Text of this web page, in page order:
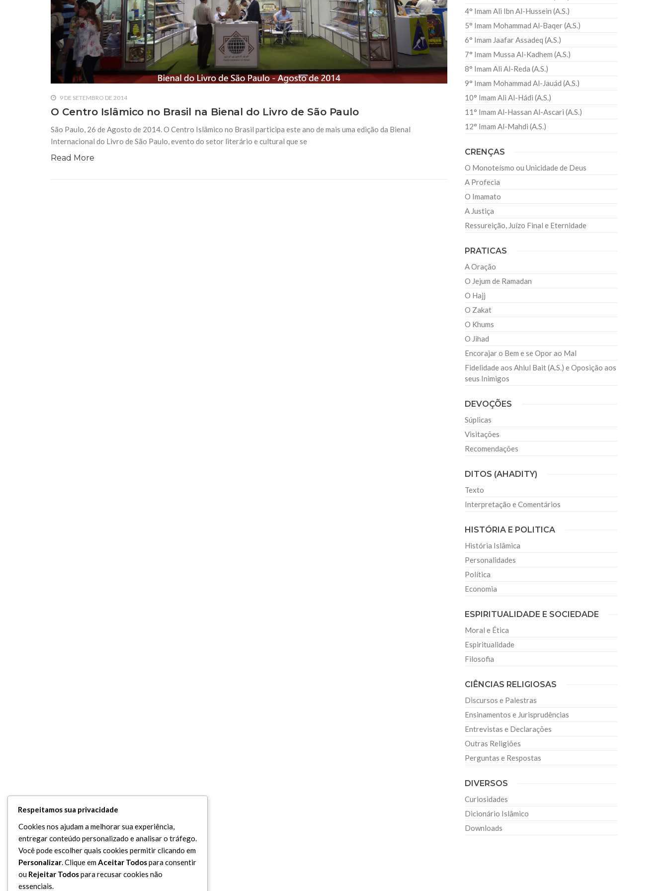
9 DE SETEMBRO DE 2014
O Centro Islâmico no Brasil na Bienal do Livro de São Paulo
São Paulo, 26 de Agosto de 2014. O Centro Islâmico no Brasil participa este ano de mais uma edição da Bienal
Internacional do Livro de São Paulo, evento do setor literário e cultural que se
Read More
4° Imam Ali Ibn Al-Hussein (A.S.)
5° Imam Mohammad Al-Baqer (A.S.)
6° Imam Jaafar Assadeq (A.S.)
7° Imam Mussa Al-Kadhem (A.S.)
8° Imam Ali Al-Reda (A.S.)
9° Imam Mohammad Al-Jauád (A.S.)
10° Imam Ali Al-Hádi (A.S.)
11° Imam Al-Hassan Al-Ascari (A.S.)
12° Imam Al-Mahdi (A.S.)
CRENÇAS
O Monoteísmo ou Unicidade de Deus
A Profecia
O Imamato
A Justiça
Ressureição, Juízo Final e Eternidade
PRATICAS
A Oração
O Jejum de Ramadan
O Hajj
O Zakat
O Khums
O Jihad
Encorajar o Bem e se Opor ao Mal
Fidelidade aos Ahlul Bait (A.S.) e Oposição aos
seus Inimigos
DEVOÇÕES
Súplicas
Visitações
Recomendações
DITOS (AHADITY)
Texto
Interpretação e Comentários
HISTÓRIA E POLITICA
História Islâmica
Personalidades
Política
Economia
ESPIRITUALIDADE E SOCIEDADE
Moral e Ética
Espiritualidade
Filosofia
CIÊNCIAS RELIGIOSAS
Discursos e Palestras
Ensinamentos e Jurisprudências
Entrevistas e Declarações
Outras Religiões
Perguntas e Respostas
DIVERSOS
Curiosidades
Dicionário Islâmico
Downloads
Respeitamos sua privacidade
Cookies nos ajudam a melhorar sua experiência,
entregar conteúdo personalizado e analisar o tráfego.
Você pode escolher quais cookies permitir clicando em
Personalizar. Clique emAceitar Todospara consentir
ou Rejeitar Todospara recusar cookies não
essenciais.